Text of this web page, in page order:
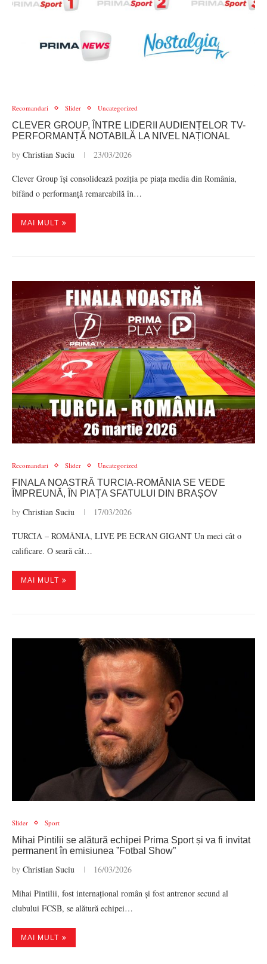
Recomandari Slider Uncategorized
CLEVER GROUP, ÎNTRE LIDERII AUDIENȚELOR TV-
PERFORMANȚĂ NOTABILĂ LA NIVEL NAȚIONAL
by Christian Suciu 23/03/2026
Clever Group își consolidează poziția pe piața media din România,
bifând o performanță remarcabilă în…
MAI MULT
Recomandari Slider Uncategorized
FINALA NOASTRĂ TURCIA-ROMÂNIA SE VEDE
ÎMPREUNĂ, ÎN PIAȚA SFATULUI DIN BRAȘOV
by Christian Suciu 17/03/2026
TURCIA – ROMÂNIA, LIVE PE ECRAN GIGANT Un meci cât o
calificare. O seară cât…
MAI MULT
Slider Sport
Mihai Pintilii se alătură echipei Prima Sport și va fi invitat
permanent în emisiunea ”Fotbal Show”
by Christian Suciu 16/03/2026
Mihai Pintilii, fost internațional român și fost antrenor secund al
clubului FCSB, se alătură echipei…
MAI MULT